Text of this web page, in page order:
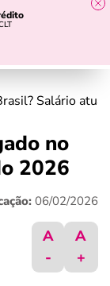
Salário
no
2026
06/02/2026
A
-
A
+